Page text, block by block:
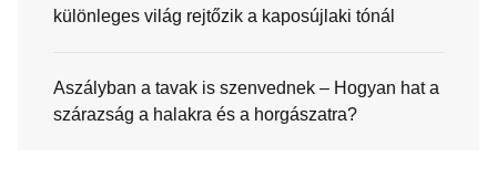
különleges világ rejtőzik a kaposújlaki tónál
Aszályban a tavak is szenvednek – Hogyan hat a
szárazság a halakra és a horgászatra?